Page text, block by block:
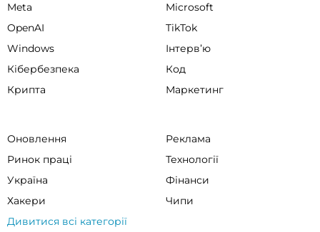
Meta
Microsoft
OpenAI
TikTok
Windows
Інтервʼю
Кібербезпека
Код
Крипта
Маркетинг
Оновлення
Реклама
Ринок праці
Технології
Україна
Фінанси
Хакери
Чипи
Дивитися всі категорії